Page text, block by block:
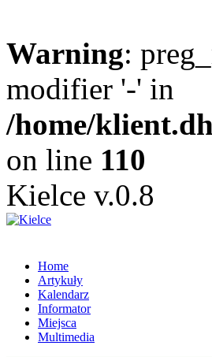
Warning:
modifier '-' in
/home/
on line 110
Kielce v.0.8
Home
Artykuły
Kalendarz
Informator
Miejsca
Multimedia